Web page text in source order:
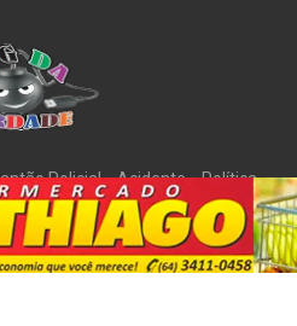
Policial Acidente
Política
and Developed byPortalDev